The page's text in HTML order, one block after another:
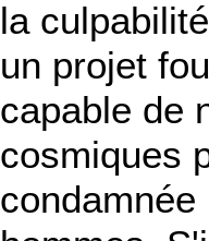
la
un projet
capable de
cosmiques